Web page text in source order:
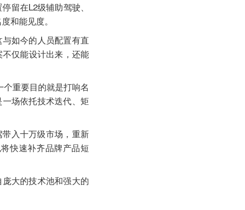
留在L2级辅助驾驶、
和能见度。
如今的人员配置有直
仅能设计出来，还能
重要目的就是打响名
场依托技术迭代、矩
入十万级市场，重新
快速补齐品牌产品短
大的技术池和强大的